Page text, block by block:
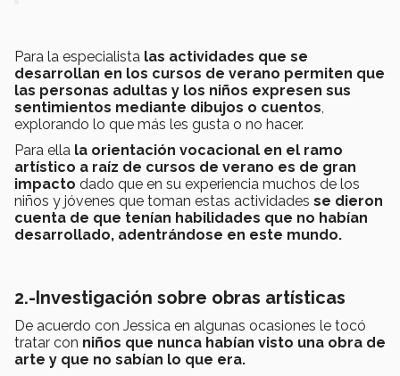
Para la especialista las actividades que se
desarrollan en los cursos de verano permiten que
las personas adultas y los niños expresen sus
sentimientos mediante dibujos o cuentos,
explorando lo que más les gusta o no hacer.
Para ella la orientación vocacional en el ramo
artístico a raíz de cursos de verano es de gran
impacto dado que en su experiencia muchos de los
niños y jóvenes que toman estas actividades se dieron
cuenta de que tenían habilidades que no habían
desarrollado, adentrándose en este mundo.
2.-Investigación sobre obras artísticas
De acuerdo con Jessica en algunas ocasiones le tocó
tratar con niños que nunca habían visto una obra de
arte y que no sabían lo que era.